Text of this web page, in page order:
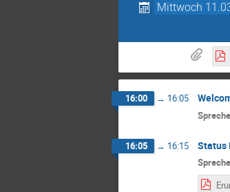
Mittwoch
16:00 → 16:05
16:05 → 16:15 Status